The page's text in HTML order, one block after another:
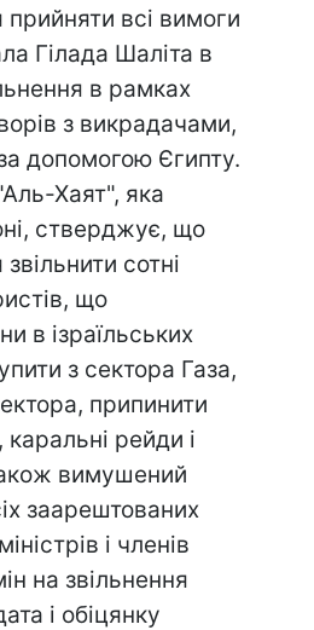
прийняти всі вимоги
Гілада Шаліта в
в рамках
з викрадачами,
допомогою Єгипту.
Хаят", яка
стверджує, що
сотні
що
в ізраїльських
з сектора Газа,
припинити
каральні рейди і
вимушений
заарештованих
і членів
на звільнення
і обіцянку